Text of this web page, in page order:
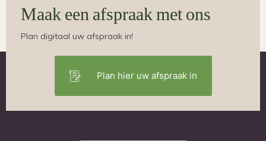
Maak een afspraak met ons
Plan digitaal uw afspraak in!
Plan hier uw afspraak in